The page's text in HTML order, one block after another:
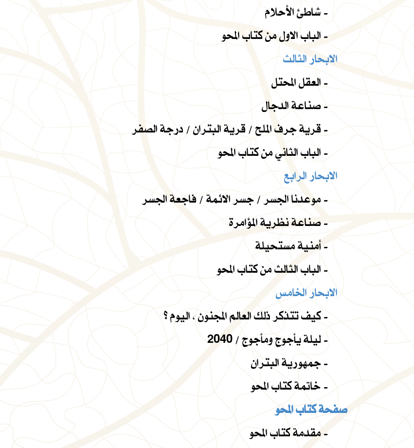
شاطئ الأحلام -
الباب الاول من كتاب المحو -
الابحار الثالث
العقل المحتل -
صناعة الدجال -
قرية جرف الملح / قرية البتران / درجة الصفر -
الباب الثاني من كتاب المحو -
الابحار الرابع
موعدنا الجسر / جسر الائمة / فاجعة الجسر -
صناعة نظرية المؤامرة -
أمنية مستحيلة -
الباب الثالث من كتاب المحو -
الابحار الخامس
كيف تتذكر ذلك العالم المجنون ، اليوم ؟ -
ليلة يأجوج ومأجوج / 2040 -
جمهورية البتران -
خاتمة كتاب المحو -
صفحة كتاب المحو
مقدمة كتاب المحو -